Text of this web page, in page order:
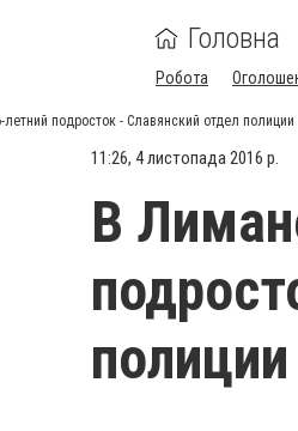
Головна
Робота
подросток - Славянский отдел полиции
11:26, 4 листопада 2016 р.
В
полиции